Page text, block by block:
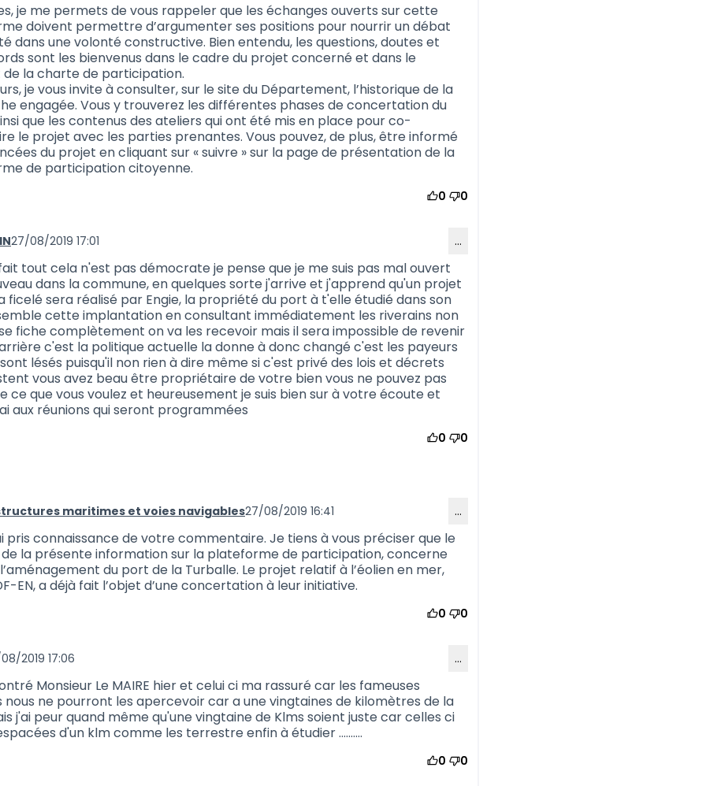
, je me permets de vous rappeler que les échanges ouverts sur cette
doivent permettre d’argumenter ses positions pour nourrir un débat
dans une volonté constructive. Bien entendu, les questions, doutes et
sont les bienvenus dans le cadre du projet concerné et dans le
la charte de participation.
je vous invite à consulter, sur le site du Département, l’historique de la
engagée. Vous y trouverez les différentes phases de concertation du
que les contenus des ateliers qui ont été mis en place pour co-
le projet avec les parties prenantes. Vous pouvez, de plus, être informé
du projet en cliquant sur « suivre » sur la page de présentation de la
de participation citoyenne.
0 0
696 (réponse au commentaire 694)
27/08/2019 17:01 …
tout cela n'est pas démocrate je pense que je me suis pas mal ouvert
dans la commune, en quelques sorte j'arrive et j'apprend qu'un projet
ficelé sera réalisé par Engie, la propriété du port à t'elle étudié dans son
cette implantation en consultant immédiatement les riverains non
fiche complètement on va les recevoir mais il sera impossible de revenir
c'est la politique actuelle la donne à donc changé c'est les payeurs
lésés puisqu'il non rien à dire même si c'est privé des lois et décrets
vous avez beau être propriétaire de votre bien vous ne pouvez pas
ce que vous voulez et heureusement je suis bien sur à votre écoute et
aux réunions qui seront programmées
0 0
(réponse au commentaire 687)
maritimes et voies navigables27/08/2019 16:41 …
pris connaissance de votre commentaire. Je tiens à vous préciser que le
la présente information sur la plateforme de participation, concerne
du port de la Turballe. Le projet relatif à l’éolien en mer,
EN, a déjà fait l’objet d’une concertation à leur initiative.
0 0
697 (réponse au commentaire 693)
2019 17:06 …
Monsieur Le MAIRE hier et celui ci ma rassuré car les fameuses
nous ne pourront les apercevoir car a une vingtaines de kilomètres de la
j'ai peur quand même qu'une vingtaine de Klms soient juste car celles ci
d'un klm comme les terrestre enfin à étudier ..........
0 0